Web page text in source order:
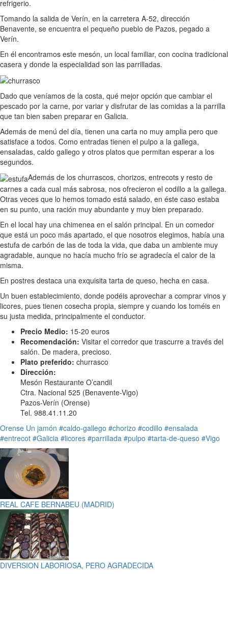
refrigerio.
Tomando la salida de Verín, en la carretera A-52, dirección
Benavente, se encuentra el pequeño pueblo de Pazos, pegado a
Verín.
En él encontramos este mesón, un local familiar, con cocina tradicional
casera y donde la especialidad son las parrilladas.
Dado que veníamos de la costa, qué mejor opción que cambiar el
pescado por la carne, por variar y disfrutar de las comidas a la parrilla
que tan bien saben preparar en Galicia.
Además de menú del día, tienen una carta no muy amplia pero que
satisface a todos. Como entradas tienen el pulpo a la gallega,
ensaladas, caldo gallego y otros platos que permitan esperar a los
segundos.
Además de los churrascos, chorizos, entrecots y resto de
carnes a cada cual más sabrosa, nos ofrecieron el codillo a la gallega.
Otras veces que lo hemos tomado está salado, en éste caso estaba
en su punto, una ración muy abundante y muy bien preparado.
En el local hay una chimenea en el salón principal. En un comedor
que está un poco más apartado, el que nosotros elegimos, había una
estufa de carbón de las de toda la vida, que daba un ambiente muy
agradable, aunque no hacía mucho frío se agradecía el calor de la
misma.
En postres destaca una exquisita tarta de queso, hecha en casa.
Un buen establecimiento, donde podéis aprovechar a comprar vinos y
licores, pues tienen cosecha propia, siempre y cuando los toméis en
su justa medida, principalmente el conductor.
Precio Medio: 15-20 euros
Recomendación: Visitar el corredor que trascurre a través del
salón. De madera, precioso.
Plato preferido: churrasco
Dirección:
Mesón Restaurante O’candil
Ctra. Nacional 525 (Benavente-Vigo)
Pazos-Verín (Orense)
Tel. 988.41.11.20
Orense Un jamón #caldo-gallego #chorizo #codillo #ensalada
#entrecot #Galicia #licores #parrillada #pulpo #tarta-de-queso #Vigo
REAL CAFE BERNABEU (MADRID)
DIVERSION LABORIOSA, PERO AGRADECIDA